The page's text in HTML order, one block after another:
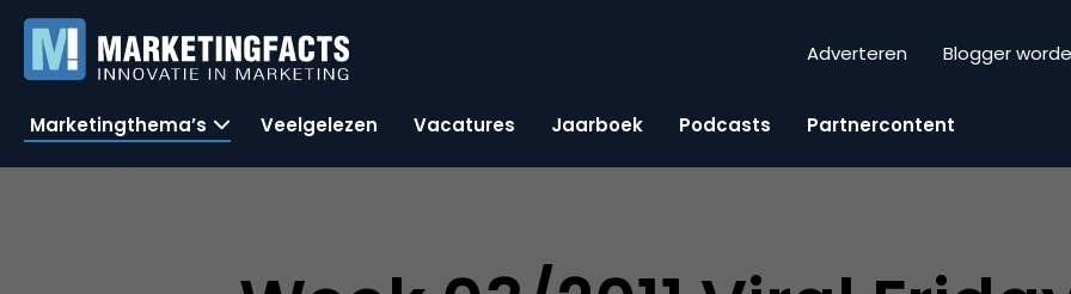
Adverteren Blogger
Marketingthema’s Veelgelezen Vacatures Jaarboek Podcasts Partnercontent